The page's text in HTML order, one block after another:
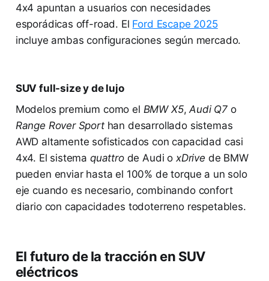
4x4 apuntan a usuarios con necesidades
esporádicas off-road. El Ford Escape 2025
incluye ambas configuraciones según mercado.
SUV full-size y de lujo
Modelos premium como el BMW X5,Audi Q7 o
Range Rover Sporthan desarrollado sistemas
AWD altamente sofisticados con capacidad casi
4x4. El sistema quattrode Audi o xDrive de BMW
pueden enviar hasta el 100% de torque a un solo
eje cuando es necesario, combinando confort
diario con capacidades todoterreno respetables.
El futuro de la tracción en SUV
eléctricos